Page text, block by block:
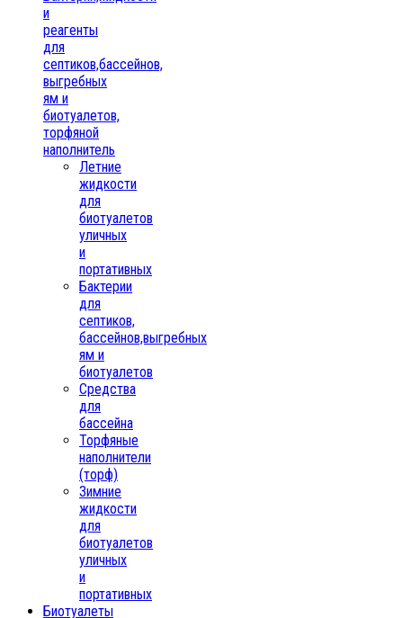
и
реагенты
для
септиков,бассейнов,
выгребных
ям и
биотуалетов,
торфяной
наполнитель
Летние
жидкости
для
биотуалетов
уличных
и
портативных
Бактерии
для
септиков,
бассейнов,выгребных
ям и
биотуалетов
Средства
для
бассейна
Торфяные
наполнители
(торф)
Зимние
жидкости
для
биотуалетов
уличных
и
портативных
Биотуалеты